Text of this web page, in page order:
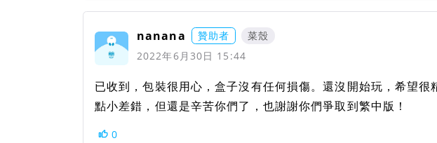
nanana 贊助者
菜殼
2022年6月30日 15:44
已收到，包裝很用心，盒子沒有任何損傷。還沒開始玩，希望很
點小差錯，但還是辛苦你們了，也謝謝你們爭取到繁中版！
0